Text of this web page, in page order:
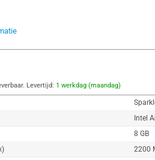
Levertijd: 1 werkdag (maandag)
Intel
8 GB
2200